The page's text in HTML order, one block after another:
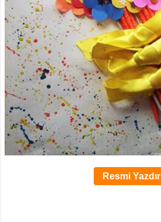
Resmi Yazdır